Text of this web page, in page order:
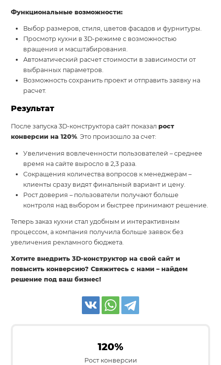
Функциональные возможности:
Выбор размеров, стиля, цветов фасадов и фурнитуры.
Просмотр кухни в 3D-режиме с возможностью
вращения и масштабирования.
Автоматический расчет стоимости в зависимости от
выбранных параметров.
Возможность сохранить проект и отправить заявку на
расчет.
Результат
После запуска 3D-конструктора сайт показалрост
конверсии на 120%. Это произошло за счет:
Увеличения вовлеченности пользователей – среднее
время на сайте выросло в 2,3 раза.
Сокращения количества вопросов к менеджерам –
клиенты сразу видят финальный вариант и цену.
Рост доверия – пользователи получают больше
контроля над выбором и быстрее принимают решение.
Теперь заказ кухни стал удобным и интерактивным
процессом, а компания получила больше заявок без
увеличения рекламного бюджета.
Хотите внедрить 3D-конструктор на свой сайт и
повысить конверсию? Свяжитесь с нами – найдем
решение под ваш бизнес!
120%
Рост конверсии